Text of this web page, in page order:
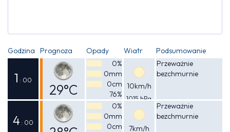
Godzina Prognoza Opady Wiatr Podsumowanie
1 : 00
29°C
Odczuwalna
33°C
0%
0mm
0cm
76%
10km/h
1015 hPa
Przeważnie
bezchmurnie
4 : 00
0%
0mm
0cm
7km/h
Przeważnie
bezchmurnie